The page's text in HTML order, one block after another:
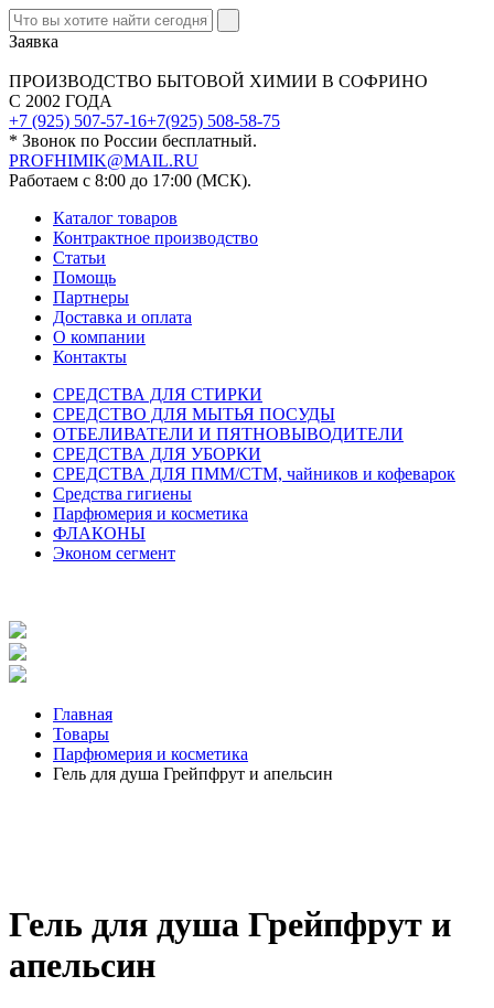
Заявка
ПРОИЗВОДСТВО БЫТОВОЙ ХИМИИ В СОФРИНО
С 2002 ГОДА
+7 (925) 507-57-16+7(925) 508-58-75
* Звонок по России бесплатный.
PROFHIMIK@MAIL.RU
Работаем с 8:00 до 17:00 (МСК).
Каталог товаров
Контрактное производство
Статьи
Помощь
Партнеры
Доставка и оплата
О компании
Контакты
СРЕДСТВА ДЛЯ СТИРКИ
СРЕДСТВО ДЛЯ МЫТЬЯ ПОСУДЫ
ОТБЕЛИВАТЕЛИ И ПЯТНОВЫВОДИТЕЛИ
СРЕДСТВА ДЛЯ УБОРКИ
СРЕДСТВА ДЛЯ ПММ/СТМ, чайников и кофеварок
Средства гигиены
Парфюмерия и косметика
ФЛАКОНЫ
Эконом сегмент
Главная
Товары
Парфюмерия и косметика
Гель для душа Грейпфрут и апельсин
Гель для душа Грейпфрут и
апельсин